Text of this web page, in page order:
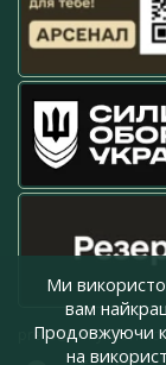
Ми
вам
Продовжуючи
на